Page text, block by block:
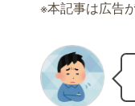
※本記事は広告